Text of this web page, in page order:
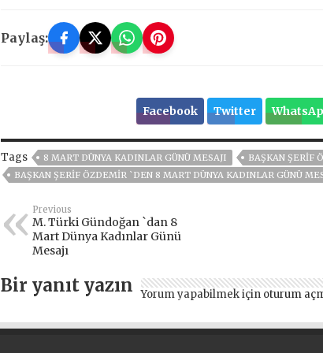
Paylaş:
Facebook Twitter
Tags 8 MART DÜNYA KADINLAR GÜNÜ MESAJI
BAŞKAN ŞERİF
BAŞKAN ŞERIF ÖZDEMIR `DEN 8 MART DÜNYA KADINLAR GÜNÜ
Previous
M. Türki Gündoğan `dan 8
Mart Dünya Kadınlar Günü
Mesajı
Bir yanıt yazın Yorum yapabilmek için oturum